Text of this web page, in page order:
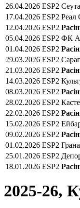
26.04.2026 ESP2 Сеута
17.04.2026 ESP2 Реал
12.04.2026 ESP2
05.04.2026 ESP2 ФК
01.04.2026 ESP2
29.03.2026 ESP2
21.03.2026 ESP2
14.03.2026 ESP2
08.03.2026 ESP2
28.02.2026 ESP2
22.02.2026 ESP2
15.02.2026 ESP2
09.02.2026 ESP2
01.02.2026 ESP2
25.01.2026 ESP2
18.01.2026 ESP2
2025-26,